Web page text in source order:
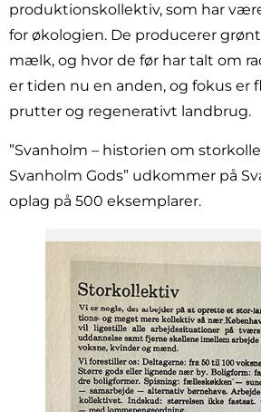
produktionskollektiv, som har
for økologien. De producerer
mælk, og hvor de før har talt om
er tiden nu en anden, og fokus er
prutter og regenerativt landbrug.
”Svanholm – historien om
Svanholm Gods” udkommer på
oplag på 500 eksemplarer.